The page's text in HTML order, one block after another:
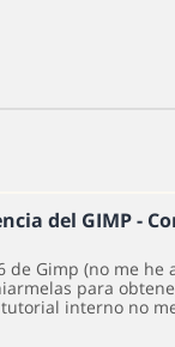
del GIMP -
de Gimp (no me he
para
interno no